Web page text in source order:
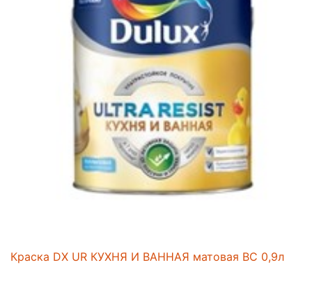
Краска DX UR КУХНЯ И ВАННАЯ матовая BC 0,9л